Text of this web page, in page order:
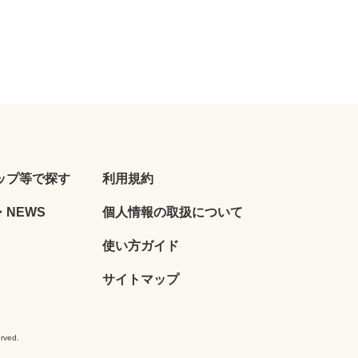
プ等で探す
NEWS
利用規約
個人情報の取扱について
使い方ガイド
サイトマップ